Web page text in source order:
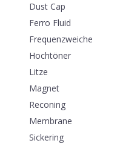
Dust Cap
Ferro Fluid
Frequenzweiche
Hochtöner
Litze
Magnet
Reconing
Membrane
Sickering